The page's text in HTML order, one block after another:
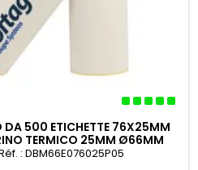
DA 500 ETICHETTE 76X25MM
TERMICO 25MM Ø66MM
: DBM66E076025P05